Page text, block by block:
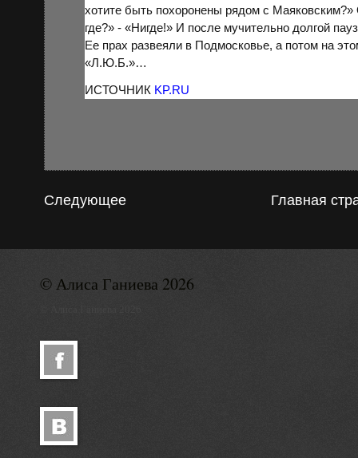
хотите быть похоронены рядом с
где?» - «Нигде!» И после мучительно долгой
Ее прах развеяли в Подмосковье, а потом на
«Л.Ю.Б.»…
ИСТОЧНИК KP.RU
Следующее Главная
© Алиса Ганиева 2026